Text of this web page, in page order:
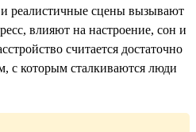
реалистичные сцены вызывают
влияют на настроение, сон и
считается достаточно
с которым сталкиваются люди